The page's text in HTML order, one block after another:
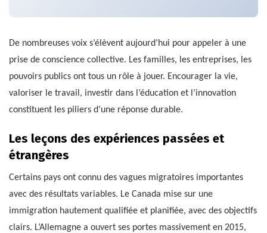
De nombreuses voix s’élèvent aujourd’hui pour appeler à une
prise de conscience collective. Les familles, les entreprises, les
pouvoirs publics ont tous un rôle à jouer. Encourager la vie,
valoriser le travail, investir dans l’éducation et l’innovation
constituent les piliers d’une réponse durable.
Les leçons des expériences passées et
étrangères
Certains pays ont connu des vagues migratoires importantes
avec des résultats variables. Le Canada mise sur une
immigration hautement qualifiée et planifiée, avec des objectifs
clairs. L’Allemagne a ouvert ses portes massivement en 2015,